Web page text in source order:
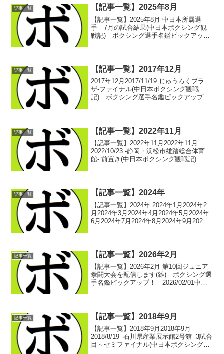
記事一覧 【記事一覧】2025年8月
【記事一覧】2025年8月 中日本所属選
手 7月の試合結果(中日本ボクシング観
戦記) ボクシング選手名鑑ピックアッ
記事一覧 【記事一覧】2017年12月
2017年12月2017/11/19 じゅうろくプラ
ザ-ファイナル(中日本ボクシング観戦
記) ボクシング選手名鑑ピックアップ！
記事一覧 【記事一覧】2022年11月
【記事一覧】2022年11月2022年11月
2022/10/23 -静岡・浜松市雄踏総合体育
館- 前置き(中日本ボクシング観戦記) ボ
記事一覧 【記事一覧】2024年
【記事一覧】2024年 2024年1月2024年2
月2024年3月2024年4月2024年5月2024年
6月2024年7月2024年8月2024年9月2024
記事一覧 【記事一覧】2026年2月
【記事一覧】2026年2月 第10回ジュニア
拳闘大会を配信します(雑) ボクシング選
手名鑑ピックアップ！ 2026/02/01中日
記事一覧 【記事一覧】2018年9月
【記事一覧】2018年9月2018年9月
2018/8/19 -石川県産業展示館2号館- 3試合
目～セミファイナル(中日本ボクシング観